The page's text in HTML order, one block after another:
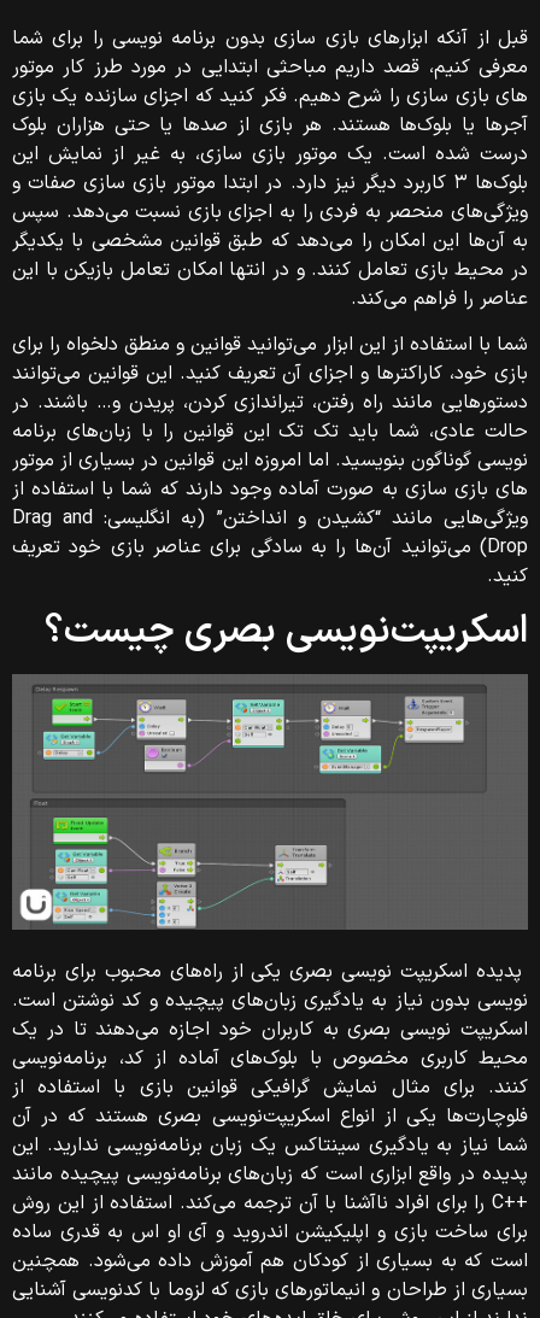
قبل از آنکه ابزارهای بازی سازی بدون برنامه نویسی را برای شما
معرفی کنیم، قصد داریم مباحثی ابتدایی در مورد طرز کار موتور
های بازی سازی را شرح دهیم. فکر کنید که اجزای سازنده یک بازی
آجرها یا بلوک‌ها هستند. هر بازی از صدها یا حتی هزاران بلوک
درست شده است. یک موتور بازی سازی، به غیر از نمایش این
بلوک‌ها ۳ کاربرد دیگر نیز دارد. در ابتدا موتور بازی سازی صفات و
ویژگی‌های منحصر به فردی را به اجزای بازی نسبت می‌دهد. سپس
به آن‌ها این امکان را می‌دهد که طبق قوانین مشخصی با یکدیگر
در محیط بازی تعامل کنند. و در انتها امکان تعامل بازیکن با این
عناصر را فراهم می‌کند.
شما با استفاده از این ابزار می‌توانید قوانین و منطق دلخواه را برای
بازی خود، کاراکترها و اجزای آن تعریف کنید. این قوانین می‌توانند
دستورهایی مانند راه رفتن، تیراندازی کردن، پریدن و… باشند. در
حالت عادی، شما باید تک تک این قوانین را با زبان‌های برنامه
نویسی گوناگون بنویسید. اما امروزه این قوانین در بسیاری از موتور
های بازی سازی به صورت آماده وجود دارند که شما با استفاده از
ویژگی‌هایی مانند “کشیدن و انداختن” (به انگلیسی: Drag and
Drop) می‌توانید آن‌ها را به سادگی برای عناصر بازی خود تعریف
کنید.
اسکریپت‌نویسی بصری چیست؟
پدیده اسکریپت نویسی بصری یکی از راه‌های محبوب برای برنامه‌
نویسی بدون نیاز به یادگیری زبان‌های پیچیده و کد نوشتن است.
اسکریپت نویسی بصری به کاربران خود اجازه می‌دهند تا در یک
محیط کاربری مخصوص با بلوک‌های آماده از کد، برنامه‌نویسی
کنند. برای مثال نمایش گرافیکی قوانین بازی با استفاده از
فلوچارت‌ها یکی از انواع اسکریپت‌نویسی بصری هستند که در آن
شما نیاز به یادگیری سینتاکس یک زبان برنامه‌نویسی ندارید. این
پدیده در واقع ابزاری است که زبان‌های برنامه‌نویسی پیچیده مانند
++C را برای افراد نا‌آشنا با آن ترجمه می‌کند. استفاده از این روش
برای ساخت بازی و اپلیکیشن اندروید و آی او اس به قدری ساده
است که به بسیاری از کودکان هم آموزش داده می‌شود. همچنین
بسیاری از طراحان و انیماتورهای بازی که لزوما با کدنویسی آشنایی